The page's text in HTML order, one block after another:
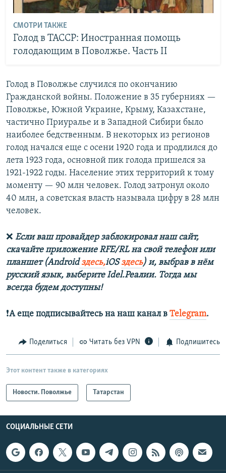
СМОТРИ ТАКЖЕ
Голод в ТАССР: Иностранная помощь
голодающим в Поволжье. Часть II
Голод в Поволжье случился по окончанию
Гражданской войны. Положение в 35 губерниях —
Поволжье, Южной Украине, Крыму, Казахстане,
частично Приуралье и в Западной Сибири было
наиболее бедственным. В некоторых из регионов
голод начался еще с осени 1920 года и продлился до
лета 1923 года, основной пик голода пришелся за
1921-1922 годы. Население этих территорий к тому
моменту — 90 млн человек. Голод затронул около
40 млн, а советская власть называла цифру в 28 млн
человек.
❌ Если ваш провайдер заблокировал наш сайт,
скачайте приложение RFE/RL на свой телефон или
планшет (Androidздесь,iOSздесь) и, выбрав в нём
русский язык, выберите Idel.Реалии. Тогда мы
всегда будем доступны!
❗️А еще подписывайтесь на наш канал в Telegram.
Поделиться Читать без VPN Подпишитесь
Этот контент также в категориях
Новости. Поволжье Татарстан
СОЦИАЛЬНЫЕ СЕТИ